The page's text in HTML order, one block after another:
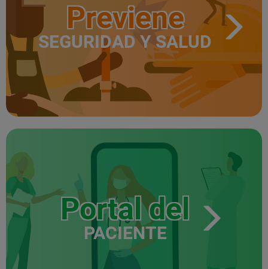
Previene
SEGURIDAD Y SALUD
Portal del
PACIENTE